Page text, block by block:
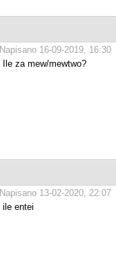
Napisano 16-09-2019, 16:30
Ile za mew/mewtwo?
Napisano 13-02-2020, 22:07
ile entei